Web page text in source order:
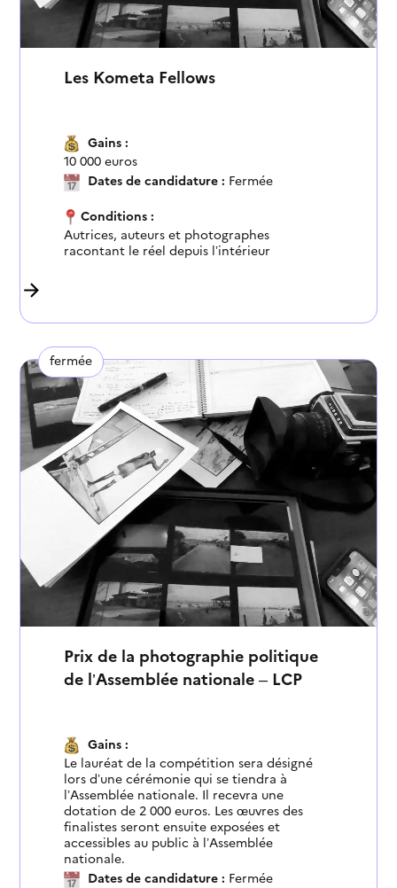
Les Kometa Fellows
Gains :
10 000 euros
Dates de candidature : Fermée
Conditions :
Autrices, auteurs et photographes
racontant le réel depuis l’intérieur
fermée
Prix de la photographie politique
de l’Assemblée nationale – LCP
Gains :
Le lauréat de la compétition sera désigné
lors d’une cérémonie qui se tiendra à
l’Assemblée nationale. Il recevra une
dotation de 2 000 euros. Les œuvres des
finalistes seront ensuite exposées et
accessibles au public à l’Assemblée
nationale.
Dates de candidature : Fermée